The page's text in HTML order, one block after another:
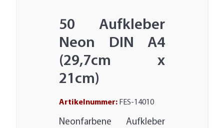
50 Aufkleber
Neon DIN A4
(29,7cm x
21cm)
Artikelnummer: FES-14010
Neonfarbene Aufkleber